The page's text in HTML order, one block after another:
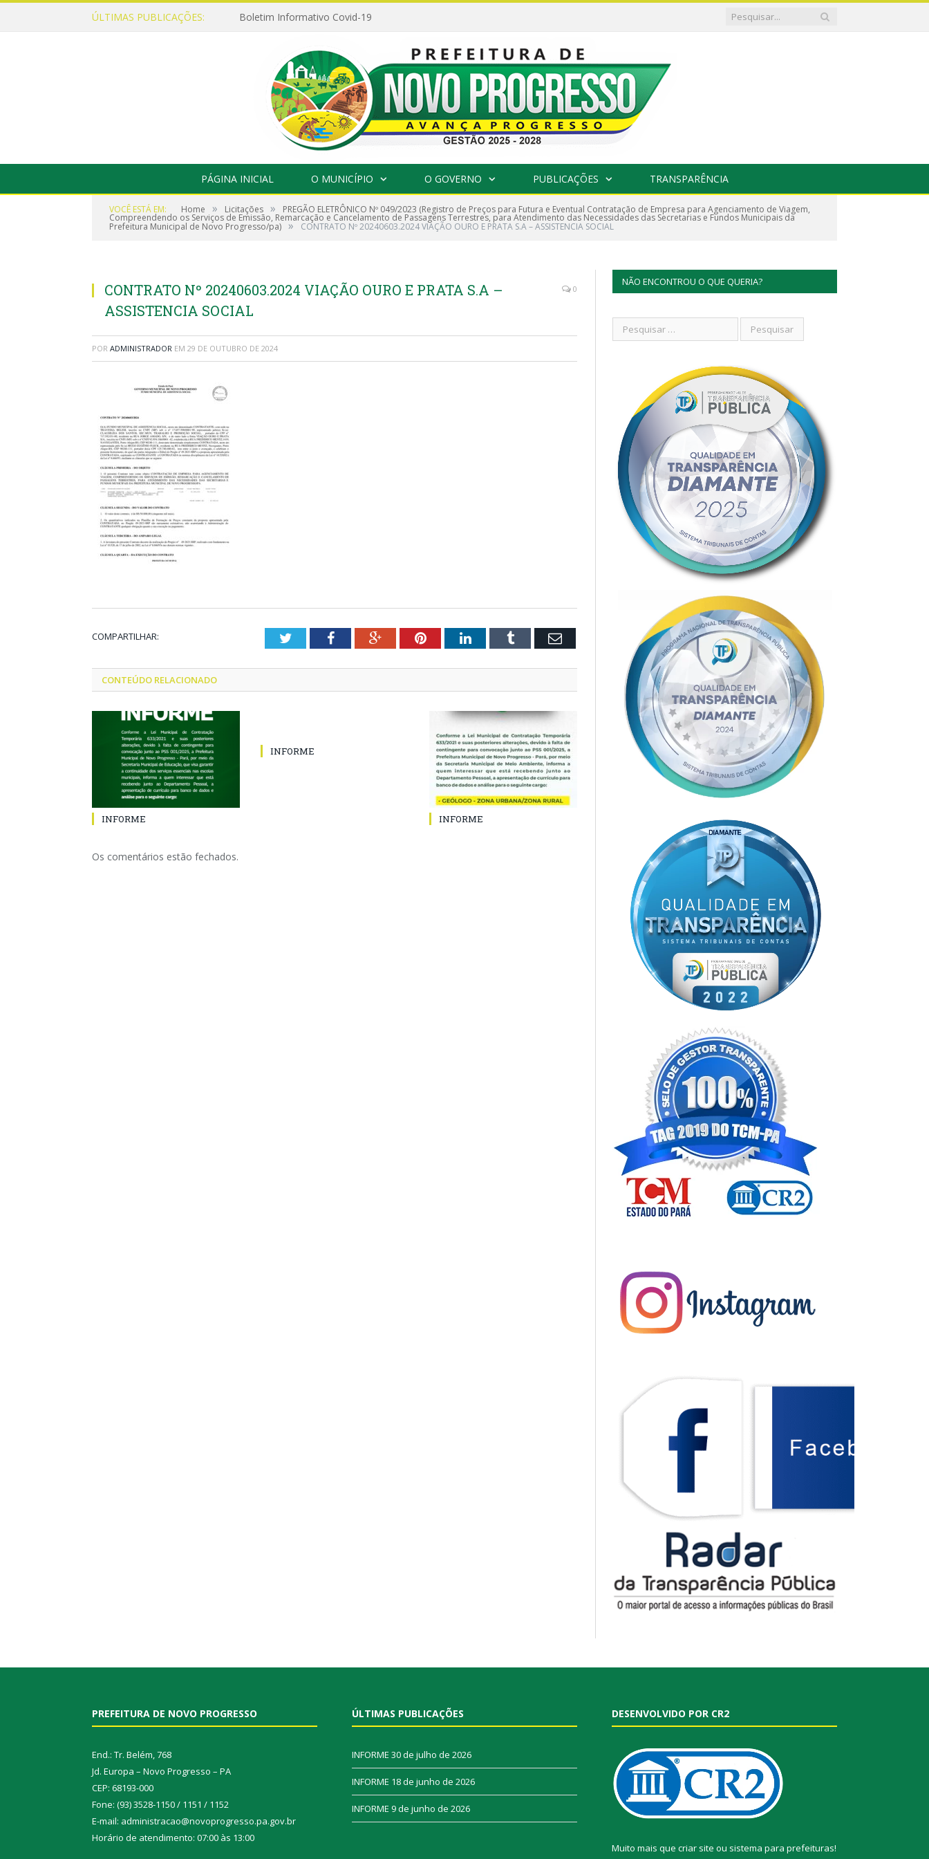
ÚLTIMAS PUBLICAÇÕES: Boletim Informativo Covid-19
PÁGINA INICIAL O MUNICÍPIO O GOVERNO PUBLICAÇÕES TRANSPARÊNCIA
VOCÊ ESTÁ EM: Home » Licitações » PREGÃO ELETRÔNICO Nº 049/2023 (Registro de Preços para Futura e Eventual Contratação de Empresa para Agenciamento de Viagem,
Compreendendo os Serviços de Emissão, Remarcação e Cancelamento de Passagens Terrestres, para Atendimento das Necessidades das Secretarias e Fundos Municipais da
Prefeitura Municipal de Novo Progresso/pa) » CONTRATO Nº 20240603.2024 VIAÇÃO OURO E PRATA S.A – ASSISTENCIA SOCIAL
CONTRATO Nº 20240603.2024 VIAÇÃO OURO E PRATA S.A –
ASSISTENCIA SOCIAL
0
POR ADMINISTRADOR EM 29 DE OUTUBRO DE 2024
COMPARTILHAR: TwitterFacebookGoogle+PinterestLinkedInTumblr Email
CONTEÚDO RELACIONADO
INFORME
INFORME
INFORME
Os comentários estão fechados.
NÃO ENCONTROU O QUE QUERIA?
PREFEITURA DE NOVO PROGRESSO
End.: Tr. Belém, 768
Jd. Europa – Novo Progresso – PA
CEP: 68193-000
Fone: (93) 3528-1150 / 1151 / 1152
E-mail: administracao@novoprogresso.pa.gov.br
Horário de atendimento: 07:00 às 13:00
ÚLTIMAS PUBLICAÇÕES
INFORME 30 de julho de 2026
INFORME 18 de junho de 2026
INFORME 9 de junho de 2026
DESENVOLVIDO POR CR2
Muito mais que criar site ou sistema para prefeituras!